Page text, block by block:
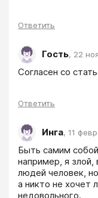
Ответить
Гость, 22
Согласен со
Ответить
Инга, 11
Быть самим
например, я
людей человек,
а никто не хочет
недовольного.